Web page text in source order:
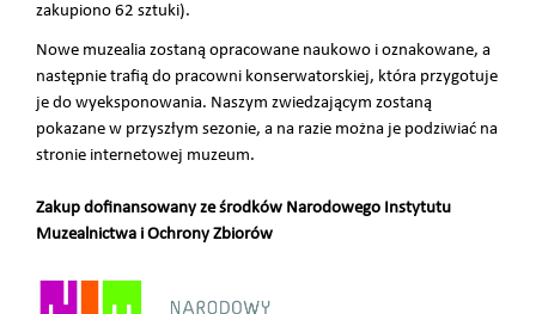
zakupiono 62 sztuki).
Nowe muzealia zostaną opracowane naukowo i oznakowane, a
następnie trafią do pracowni konserwatorskiej, która przygotuje
je do wyeksponowania. Naszym zwiedzającym zostaną
pokazane w przyszłym sezonie, a na razie można je podziwiać na
stronie internetowej muzeum.
Zakup dofinansowany ze środków Narodowego Instytutu
Muzealnictwa i Ochrony Zbiorów